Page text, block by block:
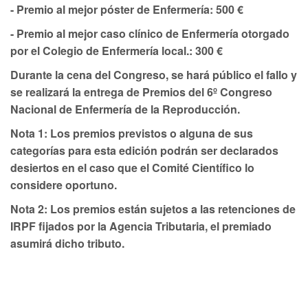
- Premio al mejor póster de Enfermería: 500 €
- Premio al mejor caso clínico de Enfermeríaotorgado
por el Colegio de Enfermería local.: 300 €
Durante la cena del Congreso, se hará público el fallo y
se realizará la entrega de Premios del 6º Congreso
Nacional de Enfermería de la Reproducción.
Nota 1: Los premios previstos o alguna de sus
categorías para esta edición podrán ser declarados
desiertos en el caso que el Comité Científico lo
considere oportuno.
Nota 2: Los premios están sujetos a las retenciones de
IRPF fijados por la Agencia Tributaria, el premiado
asumirá dicho tributo.